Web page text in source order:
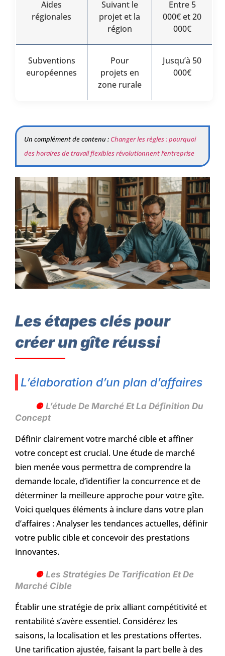
Aides
régionales
Suivant le
projet et la
région
Entre 5
000€ et 20
000€
Subventions
européennes
Pour
projets en
zone rurale
Jusqu’à 50
000€
Un complément de contenu : Changer les règles : pourquoi
des horaires de travail flexibles révolutionnent l’entreprise
Les étapes clés pour
créer un gîte réussi
L’élaboration d’un plan d’affaires
L’étude De Marché Et La Définition Du
Concept
Définir clairement votre marché cible et affiner
votre concept est crucial. Une étude de marché
bien menée vous permettra de comprendre la
demande locale, d’identifier la concurrence et de
déterminer la meilleure approche pour votre gîte.
Voici quelques éléments à inclure dans votre plan
d’affaires : Analyser les tendances actuelles, définir
votre public cible et concevoir des prestations
innovantes.
Les Stratégies De Tarification Et De
Marché Cible
Établir une stratégie de prix alliant compétitivité et
rentabilité s’avère essentiel. Considérez les
saisons, la localisation et les prestations offertes.
Une tarification ajustée, faisant la part belle à des